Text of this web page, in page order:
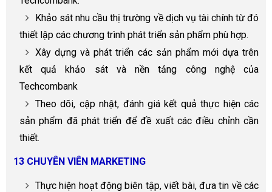
Khảo sát nhu cầu thị trường về dịch vụ tài chính từ đó
thiết lập các chương trình phát triển sản phẩm phù hợp.
Xây dựng và phát triển các sản phẩm mới dựa trên
kết quả khảo sát và nền tảng công nghệ của
Techcombank
Theo dõi, cập nhật, đánh giá kết quả thực hiện các
sản phẩm đã phát triển để đề xuất các điều chỉnh cần
thiết.
13 CHUYÊN VIÊN MARKETING
Thực hiện hoạt động biên tập, viết bài, đưa tin về các